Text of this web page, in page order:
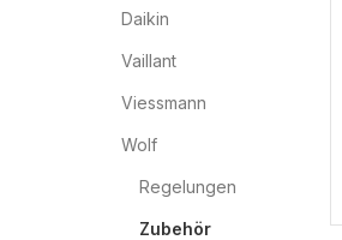
Daikin
Vaillant
Viessmann
Wolf
Regelungen
Zubehör